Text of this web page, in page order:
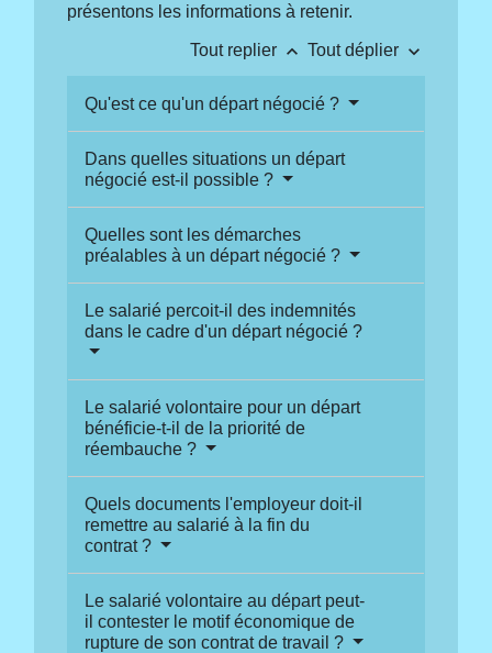
présentons les informations à retenir.
Tout replier keyboard_arrow_up Tout déplier keyboard_arrow_down
Qu'est ce qu'un départ négocié ?
Dans quelles situations un départ
négocié est-il possible ?
Quelles sont les démarches
préalables à un départ négocié ?
Le salarié percoit-il des indemnités
dans le cadre d'un départ négocié ?
Le salarié volontaire pour un départ
bénéficie-t-il de la priorité de
réembauche ?
Quels documents l'employeur doit-il
remettre au salarié à la fin du
contrat ?
Le salarié volontaire au départ peut-
il contester le motif économique de
rupture de son contrat de travail ?